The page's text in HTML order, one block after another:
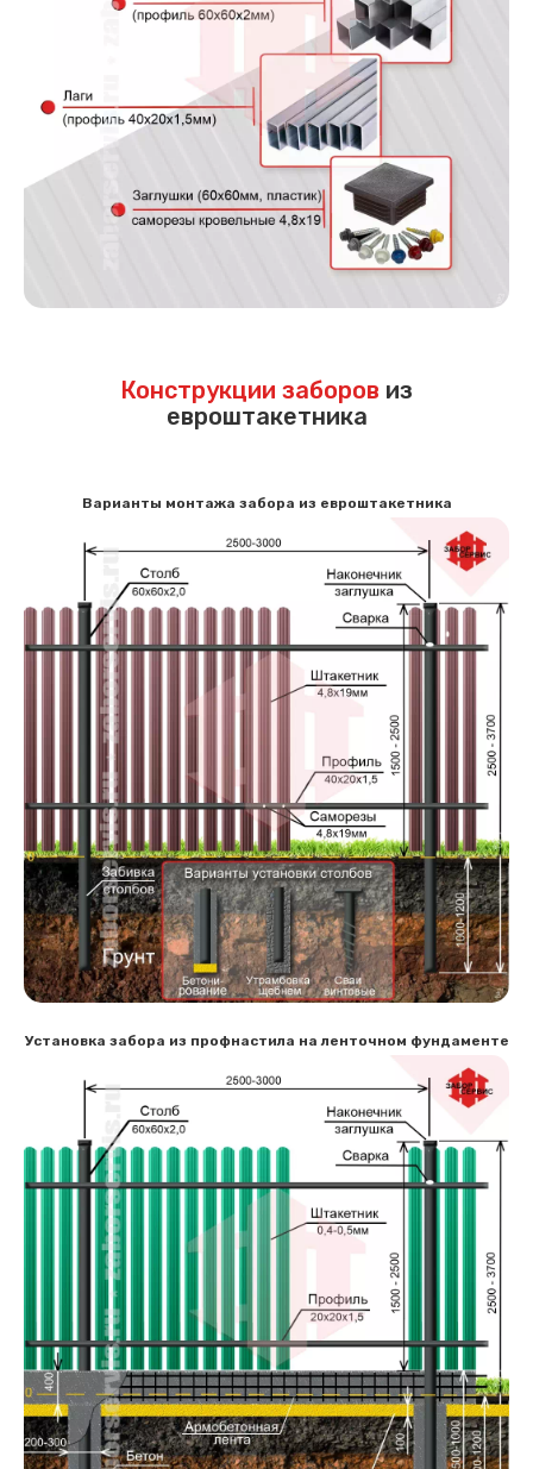
Конструкции заборов из
евроштакетника
Варианты монтажа забора из евроштакетника
Установка забора из профнастила на ленточном фундаменте